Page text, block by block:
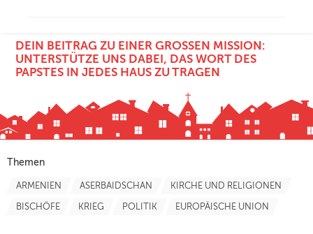
DEIN BEITRAG ZU EINER GROSSEN MISSION: U
NTERSTÜTZE UNS DABEI, DAS WORT DES P
APSTES IN JEDES HAUS ZU TRAGEN
Themen
ARMENIEN ASERBAIDSCHAN KIRCHE UND RELIGIONEN
BISCHÖFE KRIEG POLITIK EUROPÄISCHE UNION